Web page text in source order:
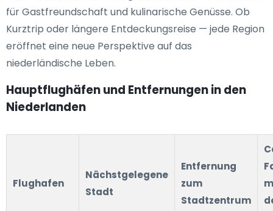
für Gastfreundschaft und kulinarische Genüsse. Ob
Kurztrip oder längere Entdeckungsreise — jede Region
eröffnet eine neue Perspektive auf das
niederländische Leben.
Hauptflughäfen und Entfernungen in den
Niederlanden
Flughafen
Nächstgelegene
Stadt
Entfernung
zum
Stadtzentrum